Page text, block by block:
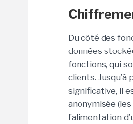
Du côté des
données
fonctions, qui
clients.
significative, il
anonymisée
l’alimentation